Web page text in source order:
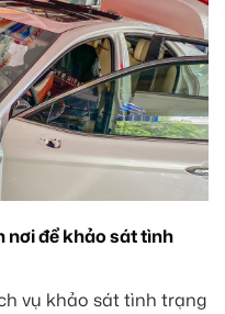
nơi để khảo sát tình
vụ khảo sát tình trạng